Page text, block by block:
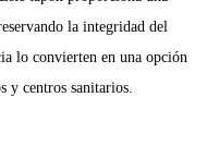
la integridad del
lo convierten en una opción
y centros sanitarios.